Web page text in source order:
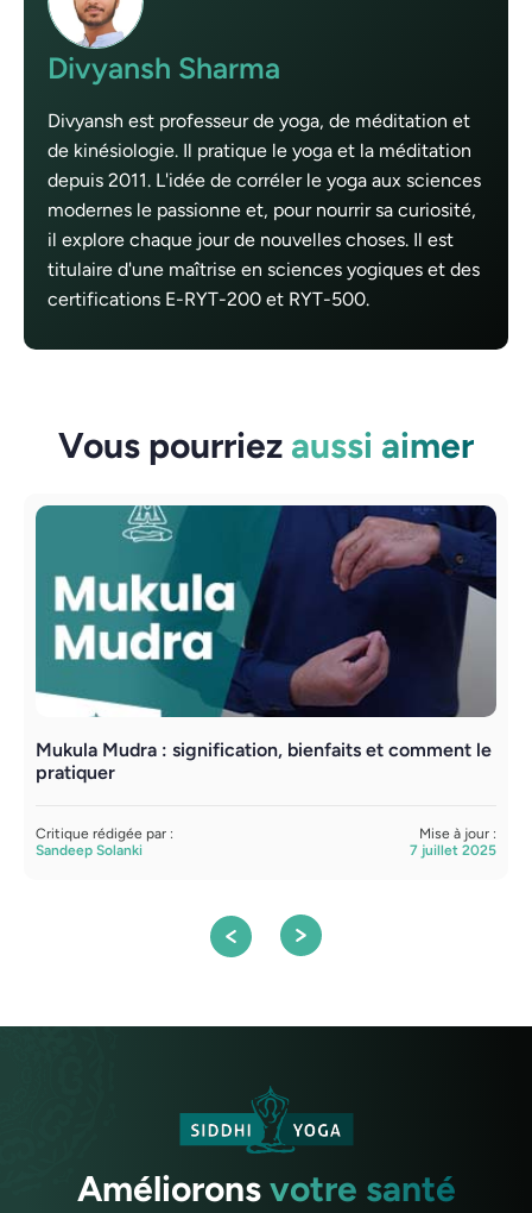
Divyansh Sharma
Divyansh est professeur de yoga, de méditation et
de kinésiologie. Il pratique le yoga et la méditation
depuis 2011. L'idée de corréler le yoga aux sciences
modernes le passionne et, pour nourrir sa curiosité,
il explore chaque jour de nouvelles choses. Il est
titulaire d'une maîtrise en sciences yogiques et des
certifications E-RYT-200 et RYT-500.
Vous pourriez aussi aimer
Mukula Mudra : signification, bienfaits et comment le
pratiquer
Critique rédigée par :
Sandeep Solanki
Mise à jour :
7 juillet 2025
Amélioronsvotre santé